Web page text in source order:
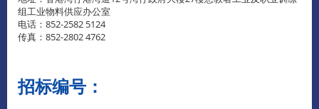
组工业物料供应办公室
电话：852-2582 5124
传真：852-2802 4762
招标编号：